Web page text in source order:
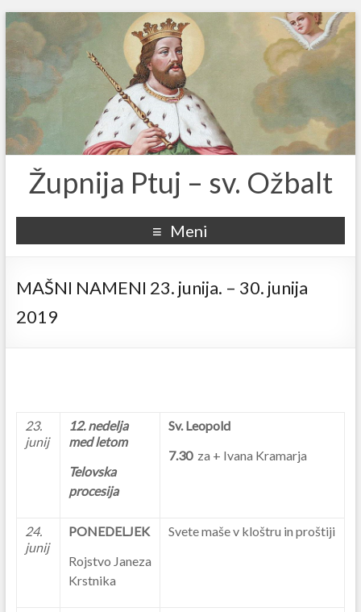
Župnija Ptuj – sv. Ožbalt
Meni
MAŠNI NAMENI 23. junija. – 30. junija
2019
23.
junij
12. nedelja
med letom
Telovska
procesija
Sv. Leopold
7.30za + Ivana Kramarja
24.
junij
PONEDELJEK
Rojstvo Janeza
Krstnika
Svete maše v kloštru in proštiji